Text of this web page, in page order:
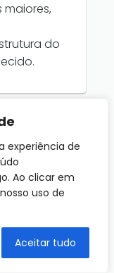
experiência de
Ao clicar em
uso de
Aceitar tudo
do
leves e
o
mais
bem